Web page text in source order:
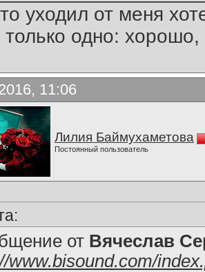
уходил от меня
только одно:
11:06
Лилия Баймухаметова
Постоянный пользователь
от Вячеслав
www.bisound.com/